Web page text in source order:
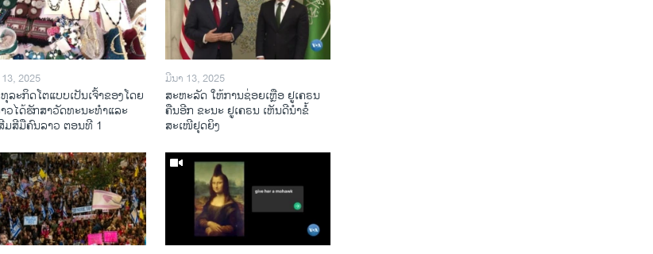
2025
ລະກິດໂຕແບບເປັນເຈົ້າຂອງໂດຍ
ວໄດ້ຮັກສາວັດທະນະທຳແລະ
ມສີມືຄົນລາວ ຕອນທີ 1
ມີນາ 13, 2025
ສະຫະລັດ ໃຫ້ການຊ່ອຍເຫຼືອ ຢູເຄຣນ
ຄືນອີກ ຂະນະ ຢູເຄຣນ ເຫັນດີນຳຂໍ້
ສະເໜີຢຸດຍິງ